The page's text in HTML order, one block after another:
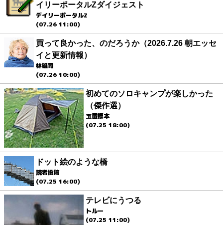
イリーポータルZダイジェスト
デイリーポータルZ
(07.26 11:00)
買って良かった、のだろうか（2026.7.26 朝エッセ
イと更新情報）
林雄司
(07.26 10:00)
初めてのソロキャンプが楽しかった
（傑作選）
玉置標本
(07.25 18:00)
ドット絵のような橋
読者投稿
(07.25 16:00)
テレビにうつる
トルー
(07.25 11:00)